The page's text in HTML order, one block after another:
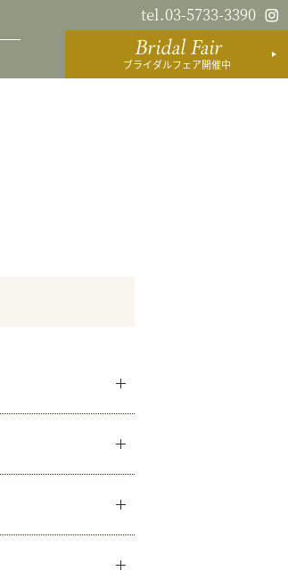
tel.03-5733-3390
Bridal Fair
ブライダルフェア開催中